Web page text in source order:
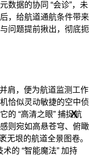
数据的协同 “会诊”，未
，给航道通航条件带来
问题提前揪出，彻底扼
肩，便为航道监测工作
恰似灵动敏捷的空中侦
的 “高清之眼” 捕捉航
则宛如高悬苍穹、俯瞰
无垠的航道全景图卷。
的 “智能魔法” 加持
x